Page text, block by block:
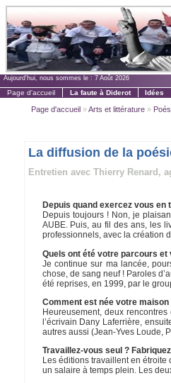
Aujourd'hui, nous sommes le : 7 Août 2026
Page d'accueil La faute à Diderot Idées
Page d'accueil»Arts et littérature»
La diffusion de la
Entretien avec Thierry Renard,
Depuis quand exercez vous en
Depuis toujours ! Non, je
AUBE. Puis, au fil des ans, les
professionnels, avec la création
Quels ont été votre parcours
Je continue sur ma lancée,
chose, de sang neuf ! Paroles
été reprises, en 1999, par le
Comment est née votre maison
Heureusement, deux
l’écrivain Dany Laferrière,
autres aussi (Jean-Yves Loude,
Travaillez-vous seul ?
Les éditions travaillent en
un salaire à temps plein. Les